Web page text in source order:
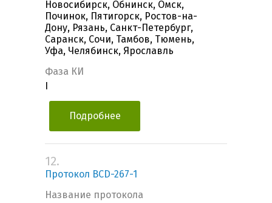
Новосибирск, Обнинск, Омск,
Починок, Пятигорск, Ростов-на-
Дону, Рязань, Санкт-Петербург,
Саранск, Сочи, Тамбов, Тюмень,
Уфа, Челябинск, Ярославль
Фаза КИ
Подробнее
12.
Протокол BCD-267-1
Название протокола